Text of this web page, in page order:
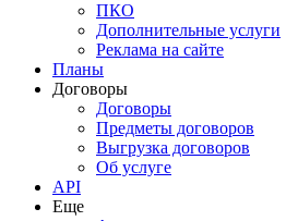
ПКО
Дополнительные услуги
Реклама на сайте
Планы
Договоры
Договоры
Предметы договоров
Выгрузка договоров
Об услуге
API
Еще